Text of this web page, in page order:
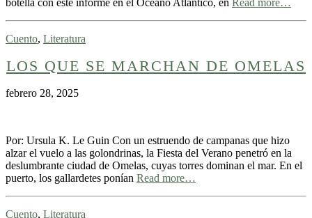
Cuento, Literatura
LOS QUE SE MARCHAN DE OMELAS
febrero 28, 2025
Por: Ursula K. Le Guin Con un estruendo de campanas que hizo
alzar el vuelo a las golondrinas, la Fiesta del Verano penetró en la
deslumbrante ciudad de Omelas, cuyas torres dominan el mar. En el
puerto, los gallardetes ponían Read more…
Cuento, Literatura